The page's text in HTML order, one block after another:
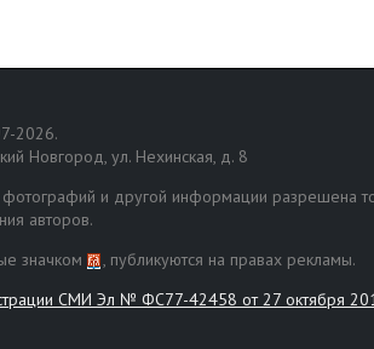
2026.
Новгород, ул. Нехинская, д. 8
фотографий и другой информации разрешена
авторов.
значком
, публикуются на правах рекламы.
СМИ Эл № ФС77-42458 от 27 октября